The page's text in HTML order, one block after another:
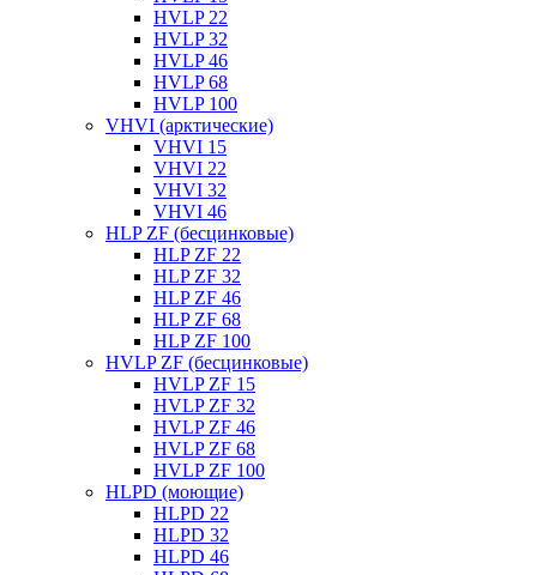
HVLP 22
HVLP 32
HVLP 46
HVLP 68
HVLP 100
VHVI (арктические)
VHVI 15
VHVI 22
VHVI 32
VHVI 46
HLP ZF (бесцинковые)
HLP ZF 22
HLP ZF 32
HLP ZF 46
HLP ZF 68
HLP ZF 100
HVLP ZF (бесцинковые)
HVLP ZF 15
HVLP ZF 32
HVLP ZF 46
HVLP ZF 68
HVLP ZF 100
HLPD (моющие)
HLPD 22
HLPD 32
HLPD 46